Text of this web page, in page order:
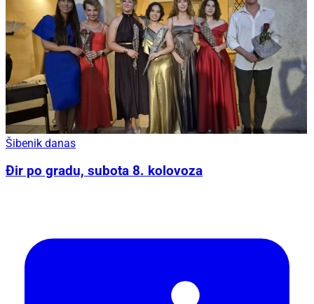
Šibenik danas
Đir po gradu, subota 8. kolovoza